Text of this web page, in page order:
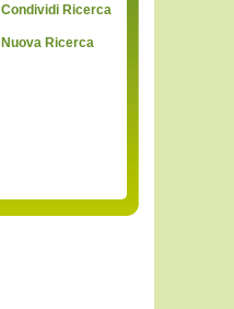
Condividi Ricerca
Nuova Ricerca